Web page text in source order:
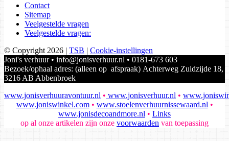
Contact
Sitemap
Veelgestelde vragen
Veelgestelde vragen:
© Copyright 2026 | TSB | Cookie-instellingen
Joni's verhuur • info@jonisverhuur.nl • 0181-673 603
Bezoek/ophaal adres: (alleen op afspraak) Achterweg Zuidzijde 18,
3216 AB Abbenbroek
www.jonisverhuuravontuur.nl • www.jonisverhuur.nl •
www.joniswinkel.com• www.stoelenverhuurnissewaard.nl •
www.jonisdecoandmore.nl • Links
op al onze artikelen zijn onze voorwaarden van toepassing